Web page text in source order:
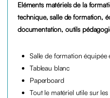
Eléments matériels de la
technique, salle de formation, é
documentation, outils
Salle de formation équipée
Tableau blanc
Paperboard
Tout le matériel utile sur